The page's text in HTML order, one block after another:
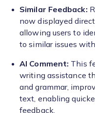
Similar Feedback:
now displayed
allowing users to
to similar issues
AI Comment: This
writing assistance
and grammar,
text, enabling
feedback.